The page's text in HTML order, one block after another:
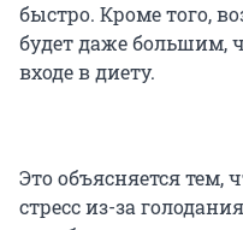
быстро. Кроме того,
будет даже большим,
входе в диету.
Это объясняется тем,
стресс из-за